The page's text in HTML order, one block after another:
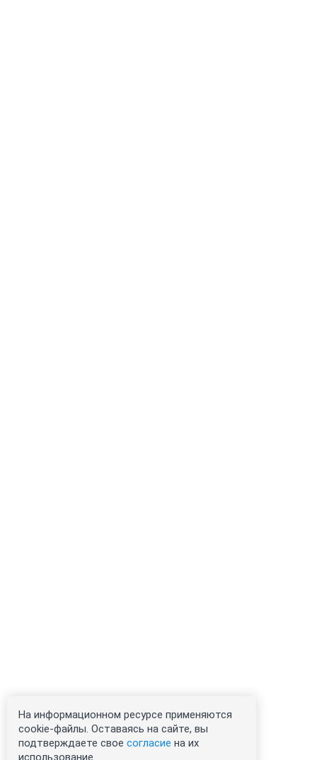
На информационном ресурсе применяются
cookie-файлы. Оставаясь на сайте, вы
подтверждаете свое согласие на их
использование.